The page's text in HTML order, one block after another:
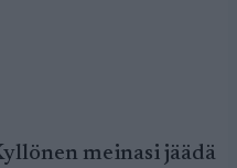
meinasi jäädä